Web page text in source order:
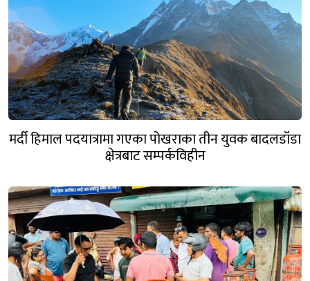
मर्दी हिमाल पदयात्रामा गएका पोखराका तीन युवक बादलडाँडा
क्षेत्रबाट सम्पर्कविहीन